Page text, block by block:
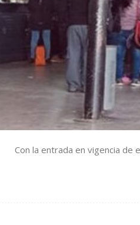
Con la entrada en vigencia de